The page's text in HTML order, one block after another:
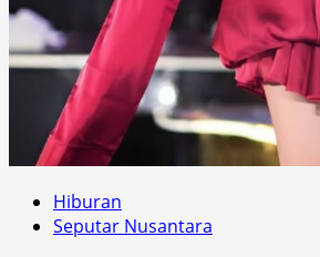
Hiburan
Seputar Nusantara